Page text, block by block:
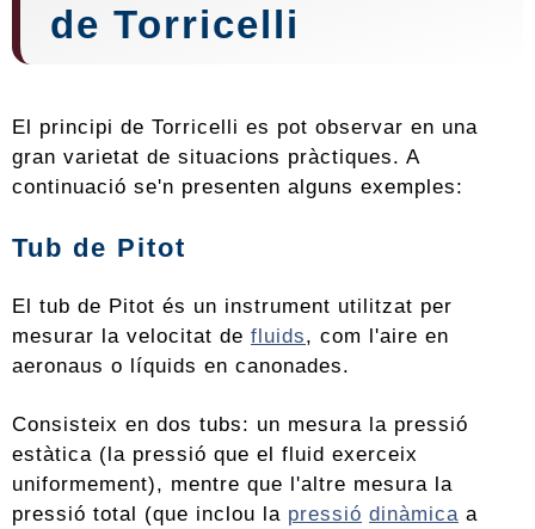
de Torricelli
El principi de Torricelli es pot observar en una
gran varietat de situacions pràctiques. A
continuació se'n presenten alguns exemples:
Tub de Pitot
El tub de Pitot és un instrument utilitzat per
mesurar la velocitat de fluids, com l'aire en
aeronaus o líquids en canonades.
Consisteix en dos tubs: un mesura la pressió
estàtica (la pressió que el fluid exerceix
uniformement), mentre que l'altre mesura la
pressió total (que inclou la pressió dinàmica a